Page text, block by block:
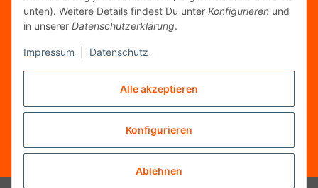
Alle akzeptieren
Konfigurieren
Ablehnen
unten). Weitere Details findest Du unter Konfigurieren und
in unserer Datenschutzerklärung.
Impressum Datenschutz
FAIRCOMMERCE
Wir sind seit 04.12.2015 Mitglied der Initiative
Vertrag widerrufen
* Alle Preise inkl. gesetzlicher MwSt.